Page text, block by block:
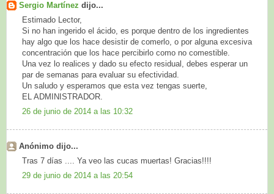
Sergio Martínez dijo...
Estimado Lector,
Si no han ingerido el ácido, es porque dentro de los ingredientes
hay algo que los hace desistir de comerlo, o por alguna excesiva
concentración que los hace percibirlo como no comestible.
Una vez lo realices y dado su efecto residual, debes esperar un
par de semanas para evaluar su efectividad.
Un saludo y esperamos que esta vez tengas suerte,
EL ADMINISTRADOR.
26 de junio de 2014 a las 10:32
Anónimo dijo...
Tras 7 días .... Ya veo las cucas muertas! Gracias!!!!
29 de junio de 2014 a las 20:54